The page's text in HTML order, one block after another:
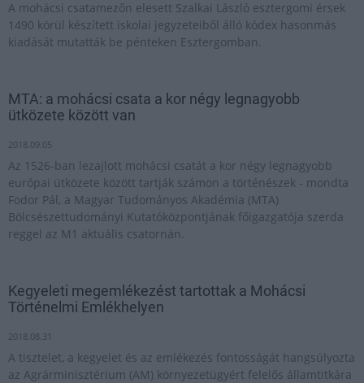
A mohácsi csatamezőn elesett Szalkai László esztergomi érsek
1490 körül készített iskolai jegyzeteiből álló kódex hasonmás
kiadását mutatták be pénteken Esztergomban.
MTA: a mohácsi csata a kor négy legnagyobb
ütközete között van
2018.09.05
Az 1526-ban lezajlott mohácsi csatát a kor négy legnagyobb
európai ütközete között tartják számon a történészek - mondta
Fodor Pál, a Magyar Tudományos Akadémia (MTA)
Bölcsészettudományi Kutatóközpontjának főigazgatója szerda
reggel az M1 aktuális csatornán.
Kegyeleti megemlékezést tartottak a Mohácsi
Történelmi Emlékhelyen
2018.08.31
A tisztelet, a kegyelet és az emlékezés fontosságát hangsúlyozta
az Agrárminisztérium (AM) környezetügyért felelős államtitkára